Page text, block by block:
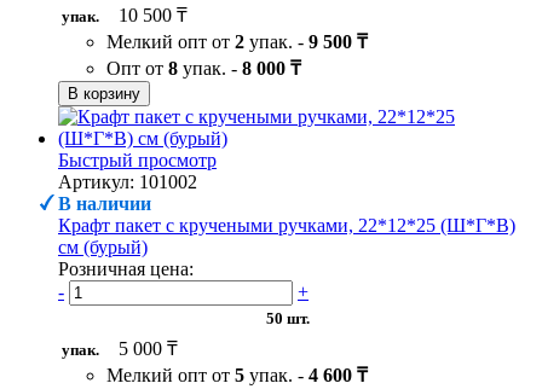
упак.
10 500 ₸
Мелкий опт от 2 упак. - 9 500 ₸
Опт от 8 упак. - 8 000 ₸
В корзину
Быстрый просмотр
Артикул: 101002
В наличии
Крафт пакет с кручеными ручками, 22*12*25 (Ш*Г*В)
см (бурый)
Розничная цена:
-
+
50 шт.
упак.
5 000 ₸
Мелкий опт от 5 упак. - 4 600 ₸